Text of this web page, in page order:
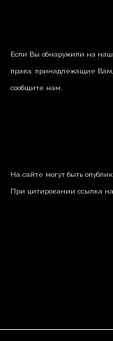
Если Вы обнаружили на
права, принадлежащие
сообщите нам.
На сайте могут быть
При цитировании ссылка на